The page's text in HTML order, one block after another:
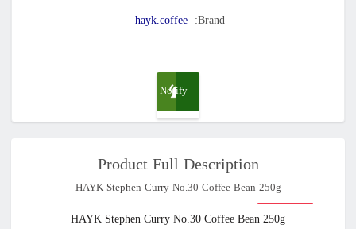
Brand:
hayk.coffee
Notify
when
Product Full Description
HAYK Stephen Curry No.30 Coffee Bean 250g
HAYK Stephen Curry No.30 Coffee Bean 250g